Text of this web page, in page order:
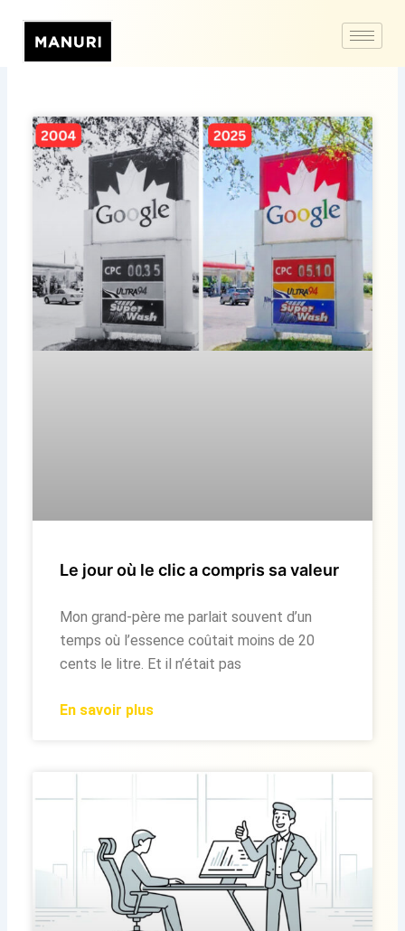
Le jour où le clic a compris sa valeur
Mon grand-père me parlait souvent d’un
temps où l’essence coûtait moins de 20
cents le litre. Et il n’était pas
En savoir plus
PagePagePage